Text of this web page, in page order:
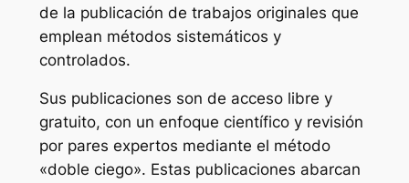
de la publicación de trabajos originales que
emplean métodos sistemáticos y
controlados.
Sus publicaciones son de acceso libre y
gratuito, con un enfoque científico y revisión
por pares expertos mediante el método
«doble ciego». Estas publicaciones abarcan